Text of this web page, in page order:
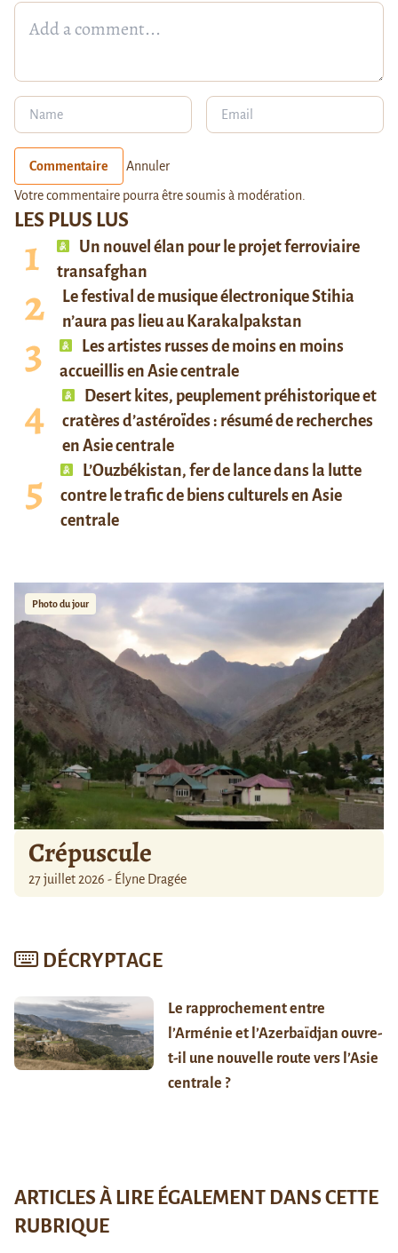
LES PLUS LUS
Un nouvel élan pour le projet ferroviaire
transafghan
Le festival de musique électronique Stihia
n’aura pas lieu au Karakalpakstan
Les artistes russes de moins en moins
accueillis en Asie centrale
Desert kites, peuplement préhistorique et
cratères d’astéroïdes : résumé de recherches
en Asie centrale
L’Ouzbékistan, fer de lance dans la lutte
contre le trafic de biens culturels en Asie
centrale
Photo du jour
Crépuscule
27 juillet 2026 - Élyne Dragée
DÉCRYPTAGE
Le rapprochement entre
l’Arménie et l’Azerbaïdjan ouvre-
t-il une nouvelle route vers l’Asie
centrale ?
Commentaire Annuler
Votre commentaire pourra être soumis à modération.
ARTICLES À LIRE ÉGALEMENT DANS CETTE
RUBRIQUE